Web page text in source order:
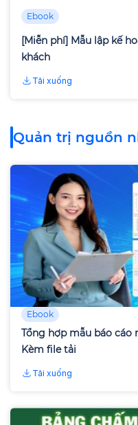
Ebook
[Miễn phí] Mẫu lập kế
khách
Tải xuống
Quản trị nguồn
Ebook
Tổng hợp mẫu báo cáo
Kèm file tải
Tải xuống